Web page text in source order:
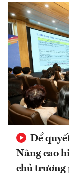
Để
Nâng cao
chủ trương